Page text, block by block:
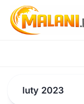
content
luty 2023